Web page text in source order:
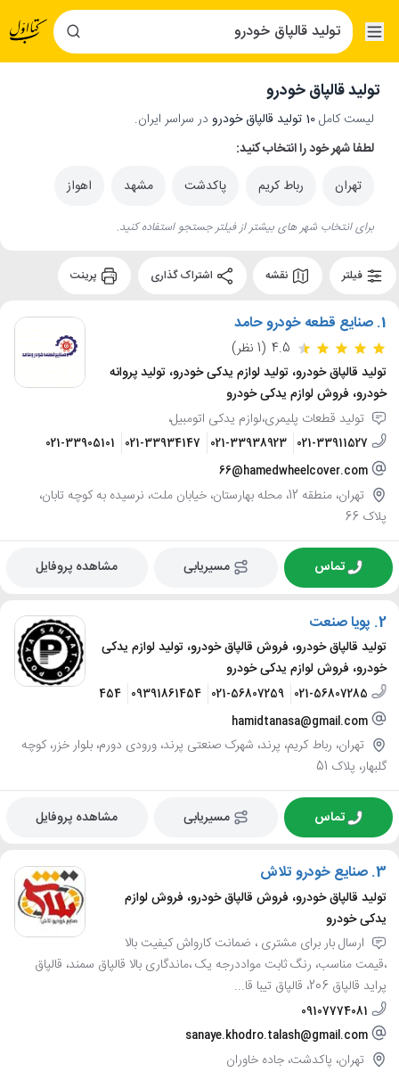
تولید قالپاق خودرو
لیست کامل10 تولید قالپاق خودرو
در سراسر ایران.
لطفا شهر خود را انتخاب کنید:
تهران
رباط کریم پاکدشت مشهد اهواز
برای انتخاب شهر های بیشتر از فیلتر جستجو استفاده کنید.
فیلتر نقشه
1. صنایع قطعه خودرو حامد
4.5 (1 نظر)
تولید قالپاق خودرو، تولید لوازم یدکی خودرو، تولید پروانه
خودرو، فروش لوازم یدکی خودرو
تولید قطعات پلیمری،لوازم یدکی اتومبیل،
021-33911527
021-33938923
021-33934147
021-33905101
66@hamedwheelcover.com
تهران، منطقه 12، محله بهارستان، خیابان ملت، نرسیده به کوچه تابان،
پلاک 66
تماس مسیریابی مشاهده پروفایل
2. پویا صنعت
تولید قالپاق خودرو، فروش قالپاق خودرو، تولید لوازم یدکی
خودرو، فروش لوازم یدکی خودرو
021-56807285
021-56807259
09391861454
09121861454
hamidtanasa@gmail.com
تهران، رباط کریم، پرند، شهرک صنعتی پرند، ورودی دورم، بلوار خزر، کوچه
گلبهار، پلاک 51
تماس مسیریابی مشاهده پروفایل
3. صنایع خودرو تلاش
تولید قالپاق خودرو، فروش قالپاق خودرو، فروش لوازم
یدکی خودرو
ارسال بار برای مشتری ، ضمانت کارواش کیفیت بالا
،قیمت مناسب، رنگ ثابت مواددرجه یک ،ماندگاری بالا قالپاق سمند، قالپاق
پراید قالپاق 206، قالپاق تیبا قا...
09107774081
sanaye.khodro.talash@gmail.com
تهران، پاکدشت، جاده خاوران